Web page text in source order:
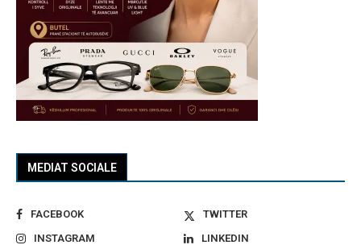
MEDIAT SOCIALE
FACEBOOK
TWITTER
INSTAGRAM
LINKEDIN